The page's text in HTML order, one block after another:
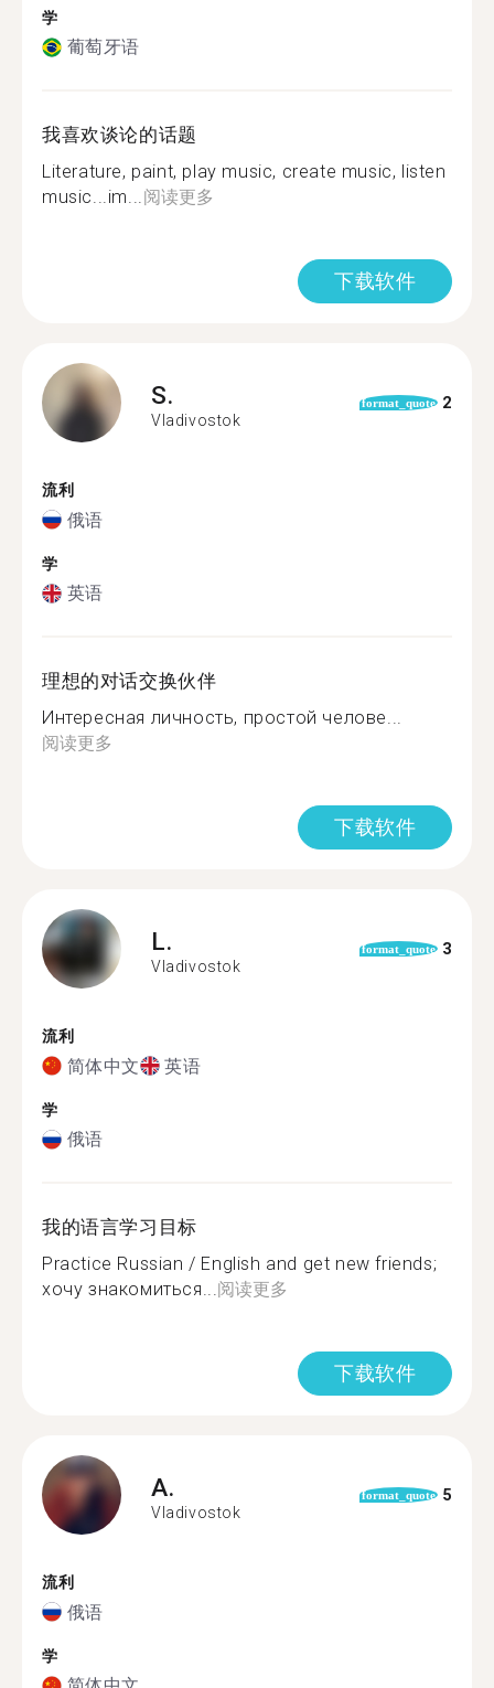
学
葡萄牙语
我喜欢谈论的话题
Literature, paint, play music, create music, listen
music...im...阅读更多
下载软件
S.
Vladivostok
format_quote 2
流利
俄语
学
英语
理想的对话交换伙伴
Интересная личность, простой челове...
阅读更多
下载软件
L.
Vladivostok
format_quote 3
流利
简体中文 英语
学
俄语
我的语言学习目标
Practice Russian / English and get new friends;
хочу знакомиться...阅读更多
下载软件
A.
Vladivostok
format_quote 5
流利
俄语
学